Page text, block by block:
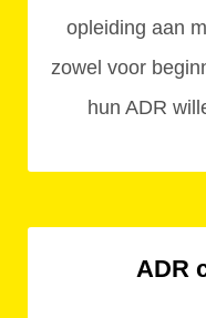
opleiding aan
zowel voor
hun ADR
ADR